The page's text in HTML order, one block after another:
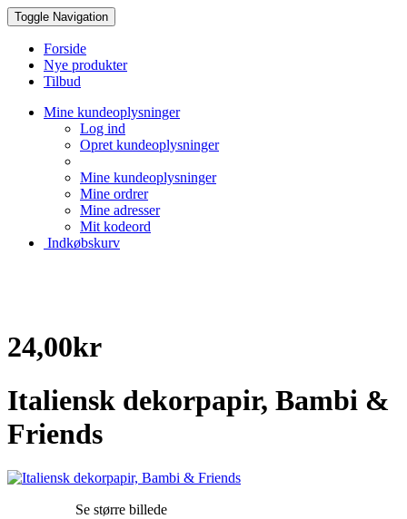
Toggle Navigation
Forside
Nye produkter
Tilbud
Mine kundeoplysninger
Log ind
Opret kundeoplysninger
Mine kundeoplysninger
Mine ordrer
Mine adresser
Mit kodeord
Indkøbskurv
24,00kr
Italiensk dekorpapir, Bambi &
Friends
Se større billede